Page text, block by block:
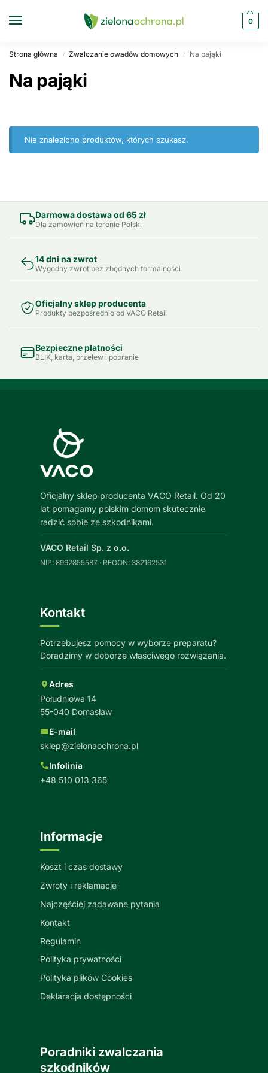
0
Strona główna / Zwalczanie owadów domowych / Na pająki
Na pająki
Nie znaleziono produktów, których szukasz.
Darmowa dostawa od 65 zł
Dla zamówień na terenie Polski
14 dni na zwrot
Wygodny zwrot bez zbędnych formalności
Oficjalny sklep producenta
Produkty bezpośrednio od VACO Retail
Bezpieczne płatności
BLIK, karta, przelew i pobranie
Oficjalny sklep producenta VACO Retail. Od 20
lat pomagamy polskim domom skutecznie
radzić sobie ze szkodnikami.
VACO Retail Sp. z o.o.
NIP: 8992855587 · REGON: 382162531
Kontakt
Potrzebujesz pomocy w wyborze preparatu?
Doradzimy w doborze właściwego rozwiązania.
Adres
Południowa 14
55-040 Domasław
E-mail
sklep@zielonaochrona.pl
Infolinia
+48 510 013 365
Informacje
Koszt i czas dostawy
Zwroty i reklamacje
Najczęściej zadawane pytania
Kontakt
Regulamin
Polityka prywatności
Polityka plików Cookies
Deklaracja dostępności
Poradniki zwalczania
szkodników